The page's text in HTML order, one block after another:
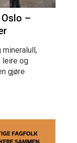
–
mineralull,
leire og
gjøre